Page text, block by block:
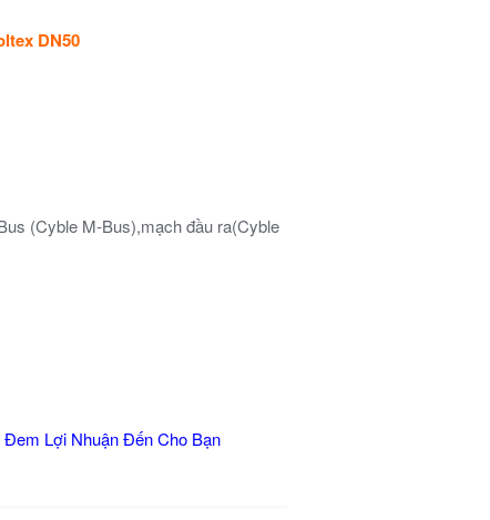
DN50
(Cyble M-Bus),mạch đầu ra(Cyble
Lợi Nhuận Đến Cho Bạn